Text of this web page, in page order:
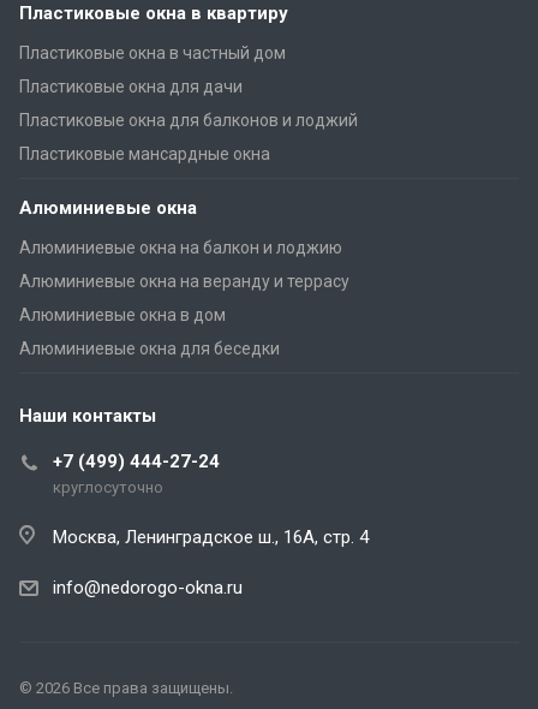
Пластиковые окна в квартиру
Пластиковые окна в частный дом
Пластиковые окна для дачи
Пластиковые окна для балконов и лоджий
Пластиковые мансардные окна
Алюминиевые окна
Алюминиевые окна на балкон и лоджию
Алюминиевые окна на веранду и террасу
Алюминиевые окна в дом
Алюминиевые окна для беседки
Наши контакты
+7 (499) 444-27-24
круглосуточно
Москва, Ленинградское ш., 16А, стр. 4
info@nedorogo-okna.ru
© 2026 Все права защищены.